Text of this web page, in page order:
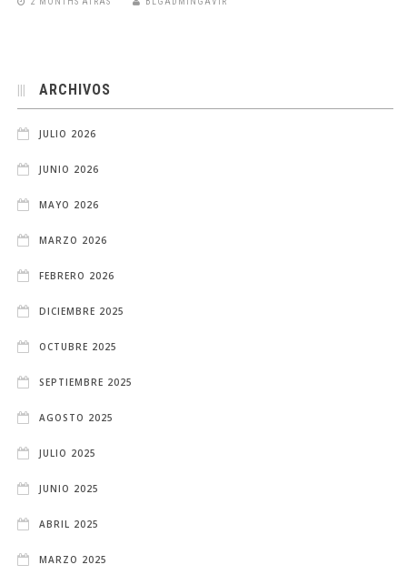
ARCHIVOS
JULIO 2026
JUNIO 2026
MAYO 2026
MARZO 2026
FEBRERO 2026
DICIEMBRE 2025
OCTUBRE 2025
SEPTIEMBRE 2025
AGOSTO 2025
JULIO 2025
JUNIO 2025
ABRIL 2025
MARZO 2025